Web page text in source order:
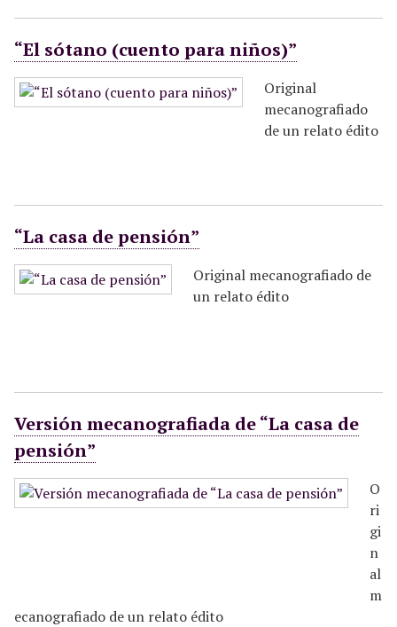
“El sótano (cuento para niños)”
Original
mecanografiado
de un relato édito
“La casa de pensión”
Original mecanografiado de
un relato édito
Versión mecanografiada de “La casa de
pensión”
O
ri
gi
n
al
m
ecanografiado de un relato édito